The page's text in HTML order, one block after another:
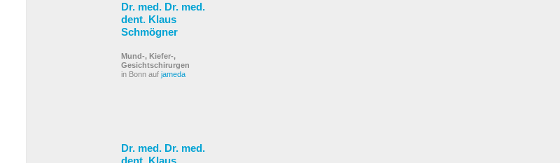
Dr. med. Dr. med.
dent. Klaus
Schmögner
Mund-, Kiefer-,
Gesichtschirurgen
in Bonn auf jameda
Dr. med. Dr. med.
dent. Klaus